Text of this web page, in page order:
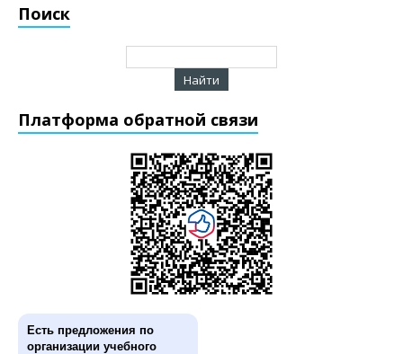
Поиск
Платформа обратной связи
Есть предложения по
организации учебного